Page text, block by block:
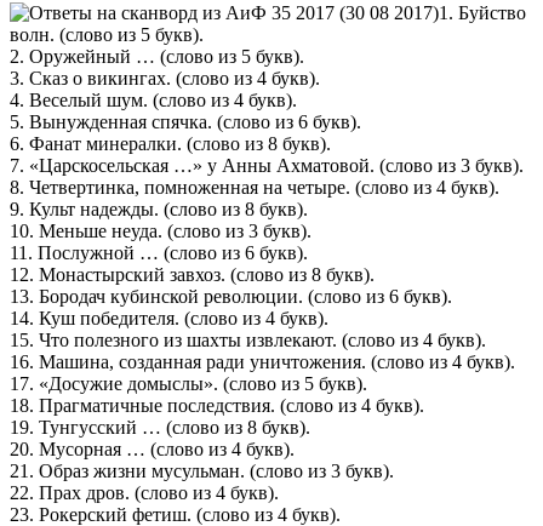
1. Буйство
волн. (слово из 5 букв).
2. Оружейный … (слово из 5 букв).
3. Сказ о викингах. (слово из 4 букв).
4. Веселый шум. (слово из 4 букв).
5. Вынужденная спячка. (слово из 6 букв).
6. Фанат минералки. (слово из 8 букв).
7. «Царскосельская …» у Анны Ахматовой. (слово из 3 букв).
8. Четвертинка, помноженная на четыре. (слово из 4 букв).
9. Культ надежды. (слово из 8 букв).
10. Меньше неуда. (слово из 3 букв).
11. Послужной … (слово из 6 букв).
12. Монастырский завхоз. (слово из 8 букв).
13. Бородач кубинской революции. (слово из 6 букв).
14. Куш победителя. (слово из 4 букв).
15. Что полезного из шахты извлекают. (слово из 4 букв).
16. Машина, созданная ради уничтожения. (слово из 4 букв).
17. «Досужие домыслы». (слово из 5 букв).
18. Прагматичные последствия. (слово из 4 букв).
19. Тунгусский … (слово из 8 букв).
20. Мусорная … (слово из 4 букв).
21. Образ жизни мусульман. (слово из 3 букв).
22. Прах дров. (слово из 4 букв).
23. Рокерский фетиш. (слово из 4 букв).